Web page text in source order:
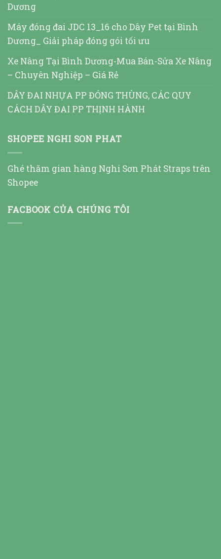
Dương
Máy đóng đai JDC 13_16 cho Dây Pet tại Bình
Dương_ Giải pháp đóng gói tối ưu
Xe Nâng Tại Bình Dương-Mua Bán-Sửa Xe Nâng
– Chuyên Nghiệp – Giá Rẻ
DÂY ĐAI NHỰA PP ĐÓNG THÙNG, CÁC QUY
CÁCH DÂY ĐAI PP THỊNH HÀNH
SHOPEE NGHI SON PHAT
Ghé thăm gian hàng Nghi Sơn Phát Straps trên
Shopee
FACBOOK CỦA CHÚNG TÔI